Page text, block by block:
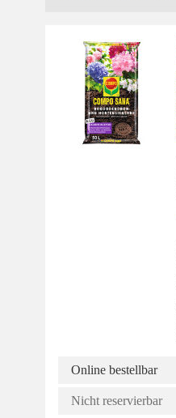
Online bestellbar
Nicht reservierbar